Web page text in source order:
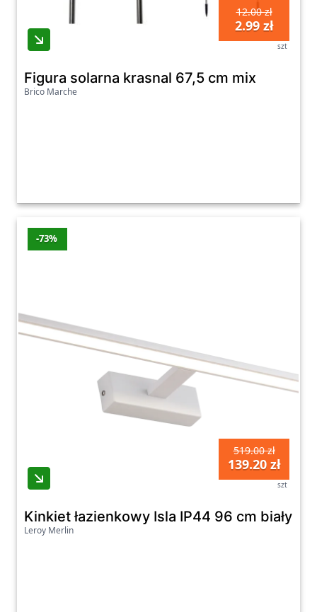
12.00 zł
2.99 zł
szt
Figura solarna krasnal 67,5 cm mix
Brico Marche
-73%
519.00 zł
139.20 zł
szt
Kinkiet łazienkowy Isla IP44 96 cm biały
Leroy Merlin